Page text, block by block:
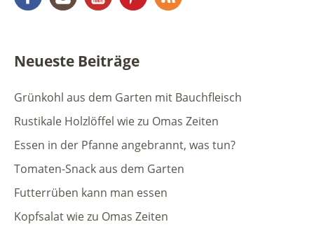
Neueste Beiträge
Grünkohl aus dem Garten mit Bauchfleisch
Rustikale Holzlöffel wie zu Omas Zeiten
Essen in der Pfanne angebrannt, was tun?
Tomaten-Snack aus dem Garten
Futterrüben kann man essen
Kopfsalat wie zu Omas Zeiten